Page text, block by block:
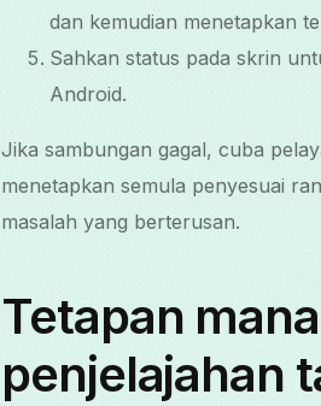
dan kemudian menetapkan
Sahkan status pada skrin
Android.
Jika sambungan gagal, cuba
menetapkan semula penyesuai
masalah yang berterusan.
Tetapan
penjelajahan